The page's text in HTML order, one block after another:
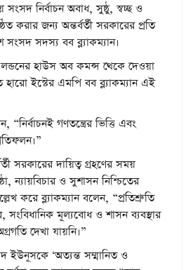
সংসদ নির্বাচন অবাধ, সুষ্ঠু, স্বচ্ছ ও
করার জন্য অন্তর্বর্তী সরকারের প্রতি
সংসদ সদস্য বব ব্ল্যাকম্যান।
লন্ডনের হাউস অব কমন্স থেকে দেওয়া
ইস্টের এমপি বব ব্ল্যাকম্যান এই
“নির্বাচনই গণতন্ত্রের ভিত্তি এবং
সরকারের দায়িত্ব গ্রহণের সময়
ন্যায়বিচার ও সুশাসন নিশ্চিতের
করে ব্ল্যাকম্যান বলেন, “প্রতিশ্রুতি
সংবিধানিক মূল্যবোধ ও শাসন ব্যবস্থার
দেখা যায়নি।”
ইউনূসকে ‘অত্যন্ত সম্মানিত ও